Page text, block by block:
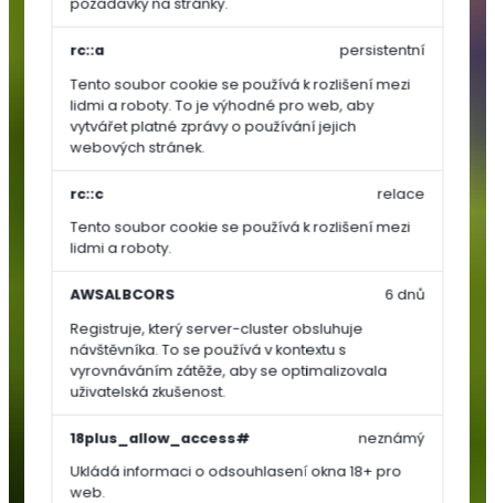
rc::a
Tento soubor cookie se používá k rozlišení mezi
lidmi a roboty. To je výhodné pro web, aby
vytvářet platné zprávy o používání jejich
webových stránek.
persistentní
rc::c
Tento soubor cookie se používá k rozlišení mezi
lidmi a roboty.
relace
AWSALBCORS
Registruje, který server-cluster obsluhuje
návštěvníka. To se používá v kontextu s
vyrovnáváním zátěže, aby se optimalizovala
uživatelská zkušenost.
6 dnů
18plus_allow_access#
Ukládá informaci o odsouhlasení okna 18+ pro
web.
neznámý
Okurky,
dýně,
cukety
Ostatní
Cibulová
(luštěniny)
Listová
Jahodníky